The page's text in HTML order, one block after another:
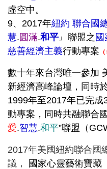
虛空中。
9、2017年紐約 聯合國
慧.圓滿.和平 』聯盟之 國
慈善經濟主義行動專案
數十年來台灣唯一參加
新經濟高峰論壇，同時
1999年至2017年已完成
動專案，同時共融聯合
愛.智慧.和平”聯盟（
2017年美國紐約聯合國
議，
國家心靈藝術寶藏